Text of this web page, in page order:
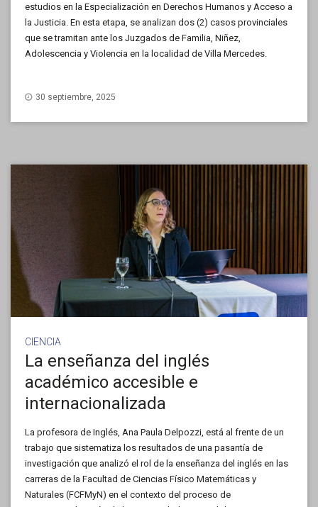
estudios en la Especialización en Derechos Humanos y Acceso a
la Justicia. En esta etapa, se analizan dos (2) casos provinciales
que se tramitan ante los Juzgados de Familia, Niñez,
Adolescencia y Violencia en la localidad de Villa Mercedes.
30 septiembre, 2025
CIENCIA
La enseñanza del inglés
académico accesible e
internacionalizada
La profesora de Inglés, Ana Paula Delpozzi, está al frente de un
trabajo que sistematiza los resultados de una pasantía de
investigación que analizó el rol de la enseñanza del inglés en las
carreras de la Facultad de Ciencias Físico Matemáticas y
Naturales (FCFMyN) en el contexto del proceso de